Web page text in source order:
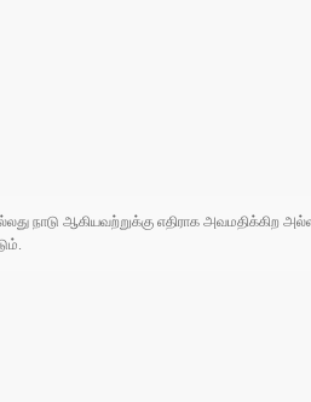
நாடு ஆகியவற்றுக்கு எதிராக அவமதிக்கிற